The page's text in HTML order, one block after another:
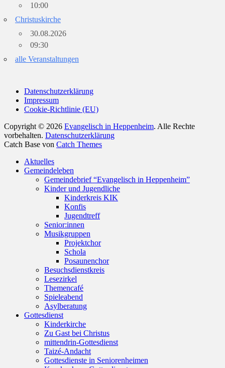
10:00
Christuskirche
30.08.2026
09:30
alle Veranstaltungen
Datenschutzerklärung
Impressum
Cookie-Richtlinie (EU)
Copyright © 2026 Evangelisch in Heppenheim. Alle Rechte
vorbehalten. Datenschutzerklärung
Catch Base von Catch Themes
oben
scrollen
Aktuelles
Gemeindeleben
Gemeindebrief “Evangelisch in Heppenheim”
Kinder und Jugendliche
Kinderkreis KIK
Konfis
Jugendtreff
Senior:innen
Musikgruppen
Projektchor
Schola
Posaunenchor
Besuchsdienstkreis
Lesezirkel
Themencafé
Spieleabend
Asylberatung
Gottesdienst
Kinderkirche
Zu Gast bei Christus
mittendrin-Gottesdienst
Taizé-Andacht
Gottesdienste in Seniorenheimen